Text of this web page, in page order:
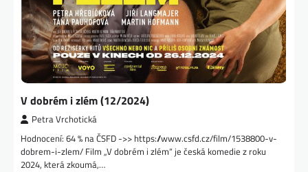
V dobrém i zlém (12/2024)
Petra Vrchotická
Hodnocení: 64 % na ČSFD ->> https://www.csfd.cz/film/1538800-v-
dobrem-i-zlem/ Film „V dobrém i zlém“ je česká komedie z roku
2024, která zkoumá,…